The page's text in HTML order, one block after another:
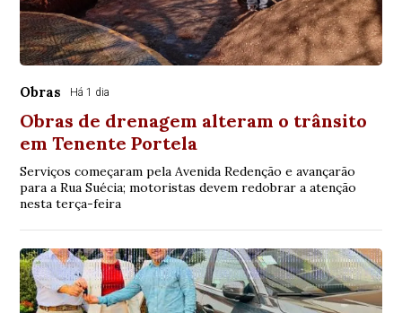
Obras Há 1 dia
Obras de drenagem alteram o trânsito
em Tenente Portela
Serviços começaram pela Avenida Redenção e avançarão
para a Rua Suécia; motoristas devem redobrar a atenção
nesta terça-feira